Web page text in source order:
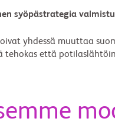
syöpästrategia
yhdessä muuttaa
tehokas että